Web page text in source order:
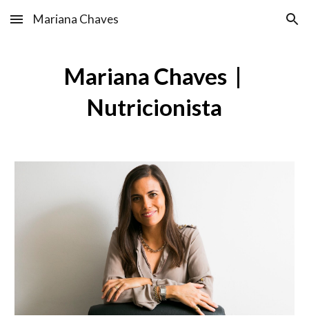
Skip to main content Skip to navigation
Mariana Chaves
Mariana Chaves |
Nutricionista